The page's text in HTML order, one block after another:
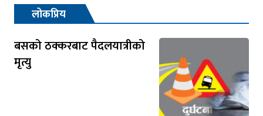
लोकप्रिय
बसको ठक्करबाट पैदलयात्रीको
मृत्यु